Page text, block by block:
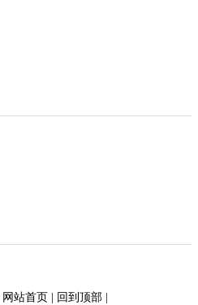
网站首页| 回到顶部|